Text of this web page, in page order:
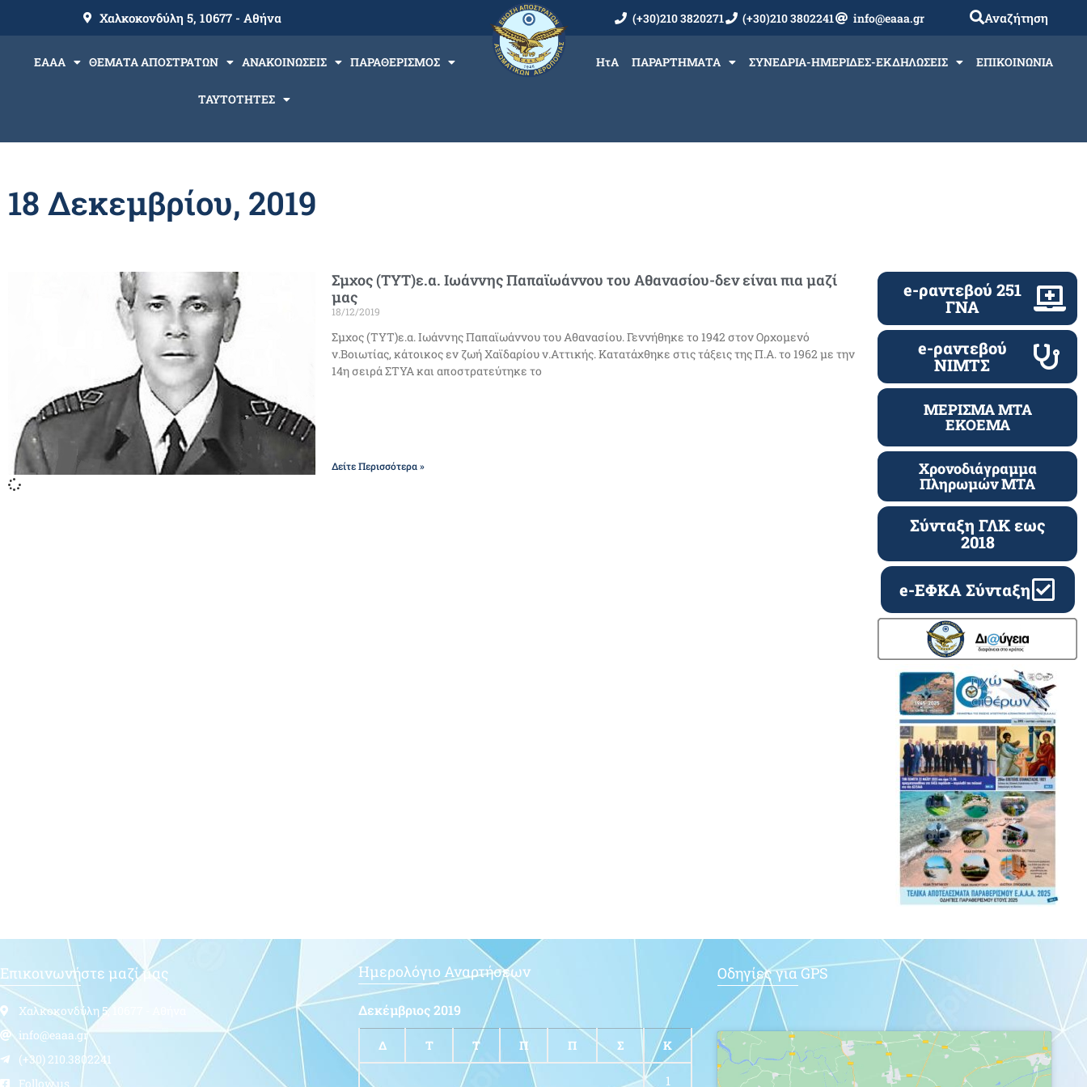
Χαλκοκονδύλη 5, 10677 - Αθήνα (+30)210 3820271 (+30)210 3802241 info@eaaa.gr Αναζήτηση
ΕΑΑΑ ΘΕΜΑΤΑ ΑΠΟΣΤΡΑΤΩΝ ΑΝΑΚΟΙΝΩΣΕΙΣ ΠΑΡΑΘΕΡΙΣΜΟΣ
ΤΑΥΤΟΤΗΤΕΣ
ΗτΑ ΠΑΡΑΡΤΗΜΑΤΑ ΣΥΝΕΔΡΙΑ-ΗΜΕΡΙΔΕΣ-ΕΚΔΗΛΩΣΕΙΣ ΕΠΙΚΟΙΝΩΝΙΑ
18 Δεκεμβρίου, 2019
Σμχος (ΤΥΤ)ε.α. Ιωάννης Παπαϊωάννου του Αθανασίου-δεν είναι πια μαζί
μας
18/12/2019
Σμχος (ΤΥΤ)ε.α. Ιωάννης Παπαϊωάννου του Αθανασίου. Γεννήθηκε το 1942 στον Ορχομενό
ν.Βοιωτίας, κάτοικος εν ζωή Χαϊδαρίου ν.Αττικής. Κατατάχθηκε στις τάξεις της Π.Α. το 1962 με την
14η σειρά ΣΤΥΑ και αποστρατεύτηκε το
Δείτε Περισσότερα »
e-ραντεβού 251
ΓΝΑ
e-ραντεβού
ΝΙΜΤΣ
ΜΕΡΙΣΜΑ ΜΤΑ
ΕΚΟΕΜΑ
Χρονοδιάγραμμα
Πληρωμών ΜΤΑ
Σύνταξη ΓΛΚ εως
2018
e-ΕΦΚΑ Σύνταξη
Επικοινωνήστε μαζί μας
Χαλκοκονδύλη 5, 10677 - Αθήνα
info@eaaa.gr
(+30) 210.3802241
Follow us
Ημερολόγιο Αναρτήσεων
Δεκέμβριος 2019
Δ Τ Τ Π Π Σ Κ
1
Οδηγίες για GPS